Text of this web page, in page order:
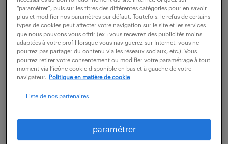
voir l'offre
CDI 32 000 € / an
“paramétrer”, puis sur les titres des différentes catégories pour en savoir
plus et modifier nos paramètres par défaut. Toutefois, le refus de certains
types de cookies peut affecter votre navigation sur le site et les services
que nous pouvons vous offrir (ex : vous recevrez des publicités moins
adaptées à votre profil lorsque vous naviguerez sur Internet, vous ne
pourrez pas partager du contenu via les réseaux sociaux, etc.). Vous
pourrez retirer votre consentement ou modifier votre paramétrage à tout
moment via l’icône cookie disponible en bas et à gauche de votre
navigateur.
Politique en matière de cookie
Liste de nos partenaires
paramétrer